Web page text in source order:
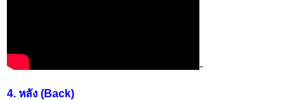
-
4. หลัง (Back)